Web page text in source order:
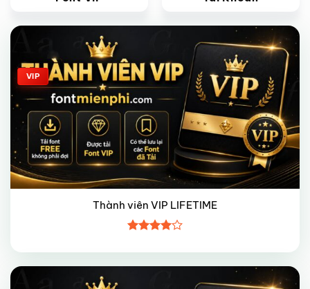
Giảm giá!
VIP
Thành viên VIP LIFETIME
xếp hạng
Giảm giá!